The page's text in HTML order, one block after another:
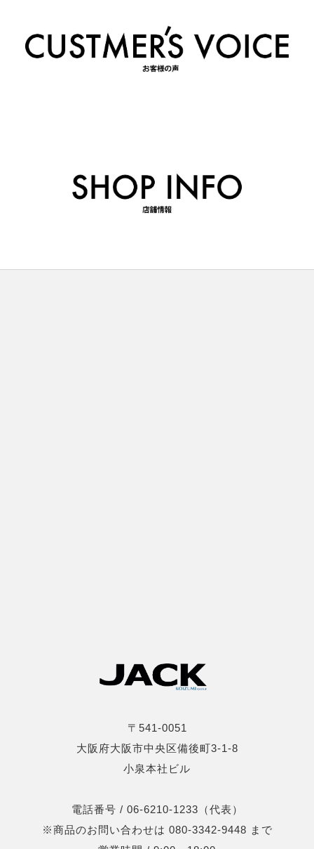
〒541-0051
大阪府大阪市中央区備後町3-1-8
小泉本社ビル
電話番号 / 06-6210-1233（代表）
※商品のお問い合わせは 080-3342-9448 まで